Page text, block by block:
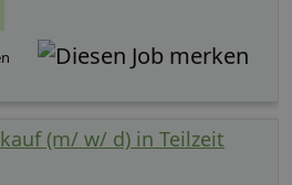
(m/ w/ d) in Teilzeit